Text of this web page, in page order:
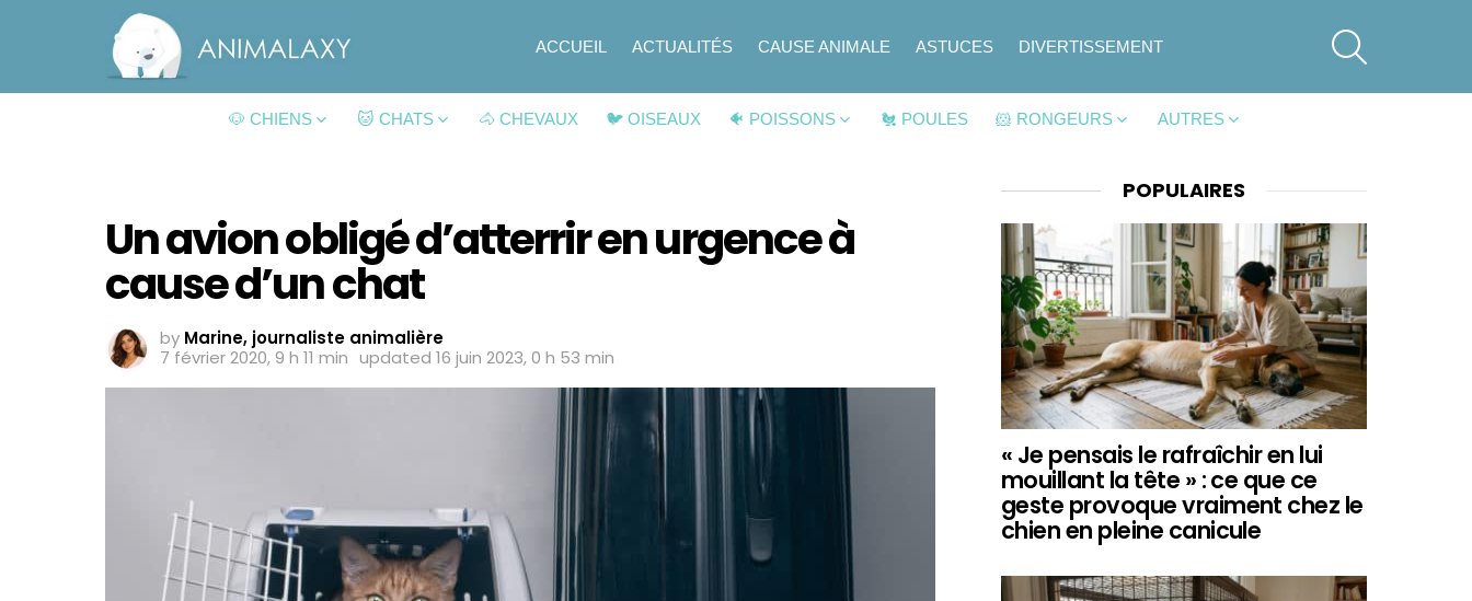
ACCUEIL ACTUALITÉS CAUSE ANIMALE ASTUCES DIVERTISSEMENT
🐶 CHIENS 🐱 CHATS 🐴 CHEVAUX 🐦 OISEAUX 🐠 POISSONS 🐔 POULES 🐹 RONGEURS AUTRES
Un avion obligé d’atterrir en urgence à
cause d’un chat
by Marine, journaliste animalière
7 février 2020, 9 h 11 min updated 16 juin 2023, 0 h 53 min
POPULAIRES
« Je pensais le rafraîchir en lui
mouillant la tête » : ce que ce
geste provoque vraiment chez le
chien en pleine canicule